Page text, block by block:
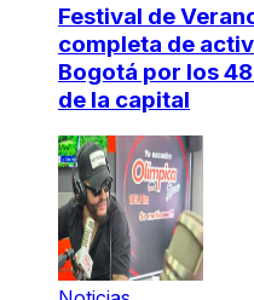
Festival de
completa de
Bogotá por los
de la capital